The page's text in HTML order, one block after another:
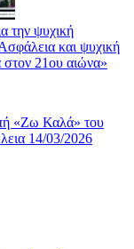
την ψυχική
και ψυχική
στον 21ου αιώνα»
«Ζω Καλά» του
14/03/2026